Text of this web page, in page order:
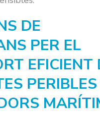
DE
PER EL
EFICIENT